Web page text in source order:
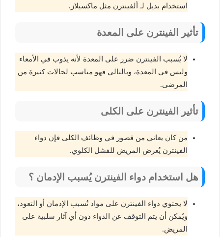
استخدام بديل لـ ألفينترن مثل ماكسيلاز.
تأثير الفينترن على المعدة
لا يُسبب الفينترن ضرر على المعدة لأنه يذوب في الأمعاء
وليس في المعدة، وبالتالي فهو مناسب لحالات كثيرة من
المرضى.
تأثير الفينترن على الكلى
من كان يعاني من قصور في وظائف الكلى فإن دواء
الفينترن يُعرض المريض للفشل الكلوي.
هل استخدام دواء الفينترن يُسبب الإدمان ؟
لا يحتوي دواء الفينترن على مواد تُسبب الإدمان أو التعود،
ويُمكن أن يتم التوقف عن الدواء دون أي آثار سلبية على
المريض.